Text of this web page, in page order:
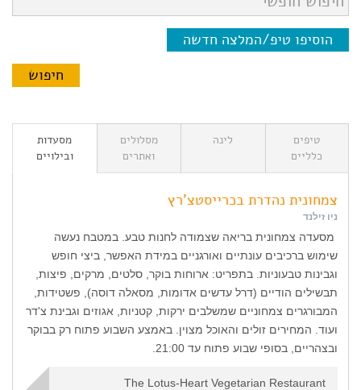
הוסיפו טיפ/המלצה חדשה
טיפים
כלליים
לינה
מסלולים
ואתרים
מסעדות
ובילויים
צמחונית נהדרת בכרייסטצ'רץ
ניו זילנד
מסעדה צמחונית בריאה שצמודה לחנות טבע. במטבח נעשה
שימוש ברכיבים עונתיים ואורגניים במידת האפשר, ביצי חופש
וגבינות טבעוניות. בתפריט: ארוחות בוקר, סלטים, מרקים, פיצות,
תבשילים הודיים (דרל עדשים אדומות, מסאלה דוסה), פשטידות,
המבורגרים צמחוניים שמשלבים ירקות, קטניות, אגוזים וגבינת צ'דר
ועוד. המחירים זולים והאוכל מצוין. באמצע השבוע פתוח רק בבוקר
ובצהריים, בסופי שבוע פתוח עד 21:00.
The Lotus-Heart Vegetarian Restaurant